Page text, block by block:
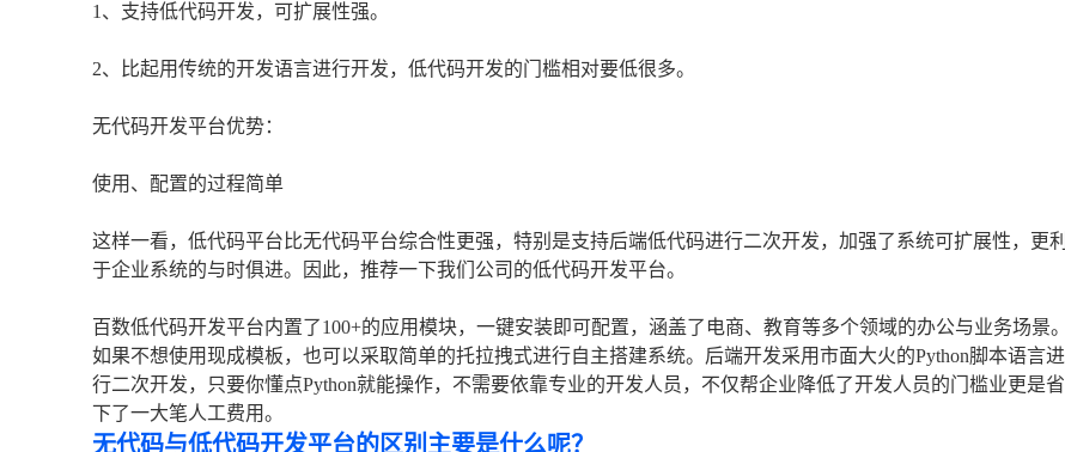
1、支持低代码开发，可扩展性强。
2、比起用传统的开发语言进行开发，低代码开发的门槛相对要低很多。
无代码开发平台优势：
使用、配置的过程简单
这样一看，低代码平台比无代码平台综合性更强，特别是支持后端低代码进行二次开发，加强了系统可扩展性，更利
于企业系统的与时俱进。因此，推荐一下我们公司的低代码开发平台。
百数低代码开发平台内置了100+的应用模块，一键安装即可配置，涵盖了电商、教育等多个领域的办公与业务场景。
如果不想使用现成模板，也可以采取简单的托拉拽式进行自主搭建系统。后端开发采用市面大火的Python脚本语言进
行二次开发，只要你懂点Python就能操作，不需要依靠专业的开发人员，不仅帮企业降低了开发人员的门槛业更是省
下了一大笔人工费用。
无代码与低代码开发平台的区别主要是什么呢？